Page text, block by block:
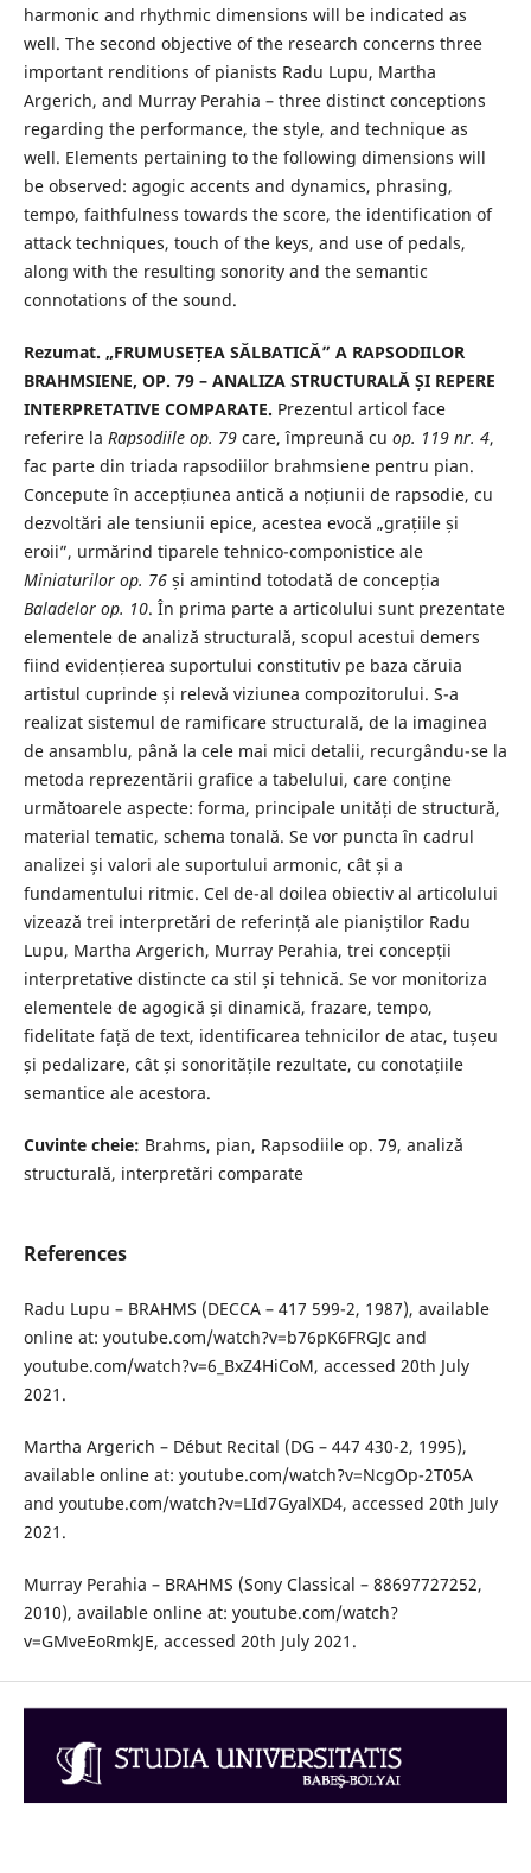
harmonic and rhythmic dimensions will be indicated as
well. The second objective of the research concerns three
important renditions of pianists Radu Lupu, Martha
Argerich, and Murray Perahia – three distinct conceptions
regarding the performance, the style, and technique as
well. Elements pertaining to the following dimensions will
be observed: agogic accents and dynamics, phrasing,
tempo, faithfulness towards the score, the identification of
attack techniques, touch of the keys, and use of pedals,
along with the resulting sonority and the semantic
connotations of the sound.
Rezumat. „FRUMUSEȚEA SĂLBATICĂ” A RAPSODIILOR
BRAHMSIENE, OP. 79 – ANALIZA STRUCTURALĂ ȘI REPERE
INTERPRETATIVE COMPARATE. Prezentul articol face
referire la Rapsodiile op. 79care, împreună cu op. 119 nr. 4,
fac parte din triada rapsodiilor brahmsiene pentru pian.
Concepute în accepțiunea antică a noțiunii de rapsodie, cu
dezvoltări ale tensiunii epice, acestea evocă „grațiile și
eroii”, urmărind tiparele tehnico-componistice ale
Miniaturilor op. 76și amintind totodată de concepția
Baladelor op. 10. În prima parte a articolului sunt prezentate
elementele de analiză structurală, scopul acestui demers
fiind evidențierea suportului constitutiv pe baza căruia
artistul cuprinde și relevă viziunea compozitorului. S-a
realizat sistemul de ramificare structurală, de la imaginea
de ansamblu, până la cele mai mici detalii, recurgându-se la
metoda reprezentării grafice a tabelului, care conține
următoarele aspecte: forma, principale unități de structură,
material tematic, schema tonală. Se vor puncta în cadrul
analizei și valori ale suportului armonic, cât și a
fundamentului ritmic. Cel de-al doilea obiectiv al articolului
vizează trei interpretări de referință ale pianiștilor Radu
Lupu, Martha Argerich, Murray Perahia, trei concepții
interpretative distincte ca stil și tehnică. Se vor monitoriza
elementele de agogică și dinamică, frazare, tempo,
fidelitate față de text, identificarea tehnicilor de atac, tușeu
și pedalizare, cât și sonoritățile rezultate, cu conotațiile
semantice ale acestora.
Cuvinte cheie: Brahms, pian, Rapsodiile op. 79, analiză
structurală, interpretări comparate
References
Radu Lupu – BRAHMS (DECCA – 417 599-2, 1987), available
online at: youtube.com/watch?v=b76pK6FRGJc and
youtube.com/watch?v=6_BxZ4HiCoM, accessed 20th July
2021.
Martha Argerich – Début Recital (DG – 447 430-2, 1995),
available online at: youtube.com/watch?v=NcgOp-2T05A
and youtube.com/watch?v=LId7GyalXD4, accessed 20th July
2021.
Murray Perahia – BRAHMS (Sony Classical – 88697727252,
2010), available online at: youtube.com/watch?
v=GMveEoRmkJE, accessed 20th July 2021.